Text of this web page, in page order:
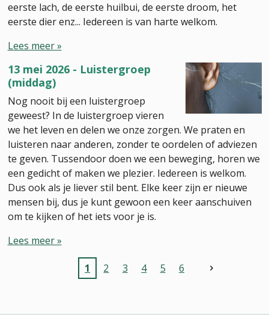
eerste lach, de eerste huilbui, de eerste droom, het
eerste dier enz... Iedereen is van harte welkom.
Lees meer »
13 mei 2026 - Luistergroep
(middag)
Nog nooit bij een luistergroep
geweest? In de luistergroep vieren
we het leven en delen we onze zorgen. We praten en
luisteren naar anderen, zonder te oordelen of adviezen
te geven. Tussendoor doen we een beweging, horen we
een gedicht of maken we plezier. Iedereen is welkom.
Dus ook als je liever stil bent. Elke keer zijn er nieuwe
mensen bij, dus je kunt gewoon een keer aanschuiven
om te kijken of het iets voor je is.
Lees meer »
1 2 3 4 5 6